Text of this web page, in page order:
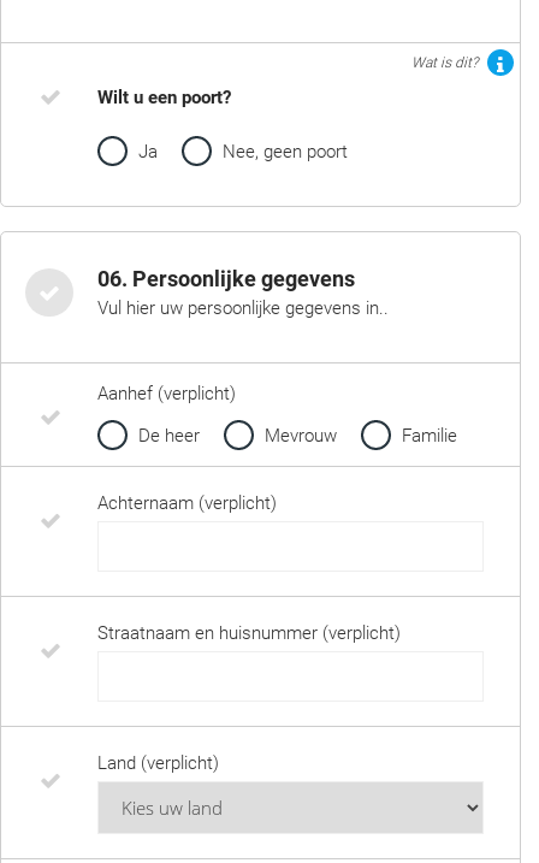
Wat is dit?
Wilt u een poort?
Ja Nee, geen poort
06. Persoonlijke gegevens
Vul hier uw persoonlijke gegevens in..
Aanhef (verplicht)
De heer
Mevrouw Familie
Achternaam (verplicht)
Straatnaam en huisnummer (verplicht)
Land (verplicht)